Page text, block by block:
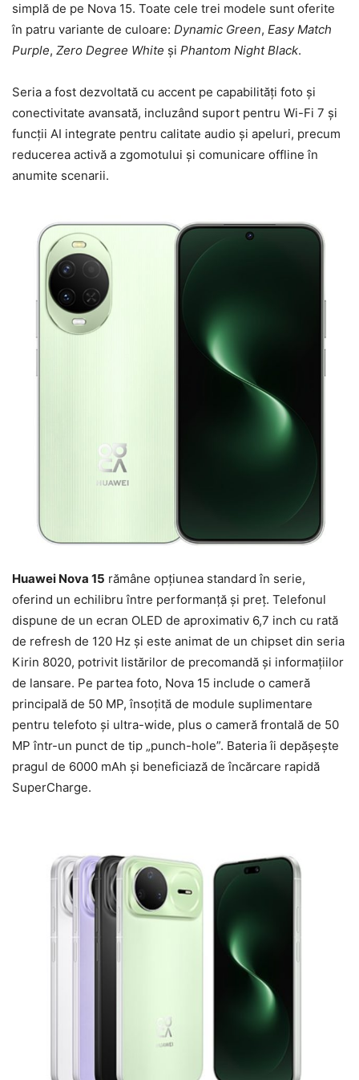
simplă de pe Nova 15. Toate cele trei modele sunt oferite
în patru variante de culoare: Dynamic Green, Easy Match
Purple, Zero Degree White și Phantom Night Black.
Seria a fost dezvoltată cu accent pe capabilități foto și
conectivitate avansată, incluzând suport pentru Wi-Fi 7 și
funcții AI integrate pentru calitate audio și apeluri, precum
reducerea activă a zgomotului și comunicare offline în
anumite scenarii.
Huawei Nova 15 rămâne opțiunea standard în serie,
oferind un echilibru între performanță și preț. Telefonul
dispune de un ecran OLED de aproximativ 6,7 inch cu rată
de refresh de 120 Hz și este animat de un chipset din seria
Kirin 8020, potrivit listărilor de precomandă și informațiilor
de lansare. Pe partea foto, Nova 15 include o cameră
principală de 50 MP, însoțită de module suplimentare
pentru telefoto și ultra-wide, plus o cameră frontală de 50
MP într-un punct de tip „punch-hole”. Bateria îi depășește
pragul de 6000 mAh și beneficiază de încărcare rapidă
SuperCharge.